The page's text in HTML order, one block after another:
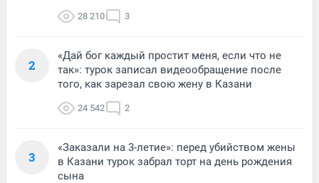
28 210 3
2
«Дай бог каждый простит меня, если что не
так»: турок записал видеообращение после
того, как зарезал свою жену в Казани
24 542 2
3
«Заказали на 3-летие»: перед убийством жены
в Казани турок забрал торт на день рождения
сына